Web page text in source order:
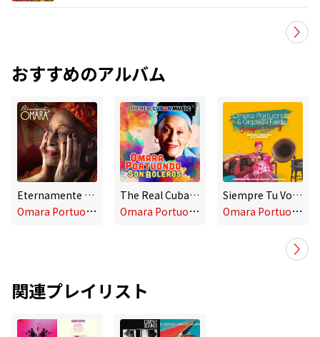
おすすめのアルバム
Eternamente Omara
O
mara Portuondo
The Real Cuban Music - Son Boleros (Remasterizado)
O
mara Portuondo
Siempre Tu Voz: Homenaje a Benny Moré en Su Centenario
O
mara Portuondo & Orquesta Failde
関連プレイリスト